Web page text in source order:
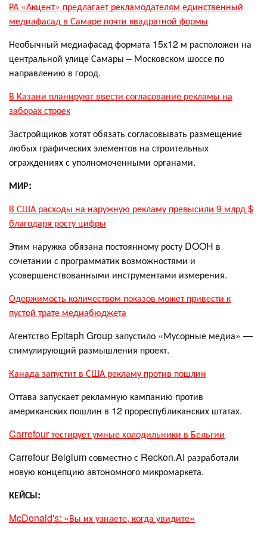
РА «Акцент» предлагает рекламодателям единственный
медиафасад в Самаре почти квадратной формы
Необычный медиафасад формата 15х12 м расположен на
центральной улице Самары – Московском шоссе по
направлению в город.
В Казани планируют ввести согласование рекламы на
заборах строек
Застройщиков хотят обязать согласовывать размещение
любых графических элементов на строительных
ограждениях с уполномоченными органами.
МИР:
В США расходы на наружную рекламу превысили 9 млрд $
благодаря росту цифры
Этим наружка обязана постоянному росту DOOH в
сочетании с программатик возможностями и
усовершенствованными инструментами измерения.
Одержимость количеством показов может привести к
пустой трате медиабюджета
Агентство Epitaph Group запустило «Мусорные медиа» —
стимулирующий размышления проект.
Канада запустит в США рекламу против пошлин
Оттава запускает рекламную кампанию против
американских пошлин в 12 прореспубликанских штатах.
Carrefour тестирует умные холодильники в Бельгии
Carrefour Belgium совместно с Reckon.AI разработали
новую концепцию автономного микромаркета.
КЕЙСЫ:
McDonald's: «Вы их узнаете, когда увидите»